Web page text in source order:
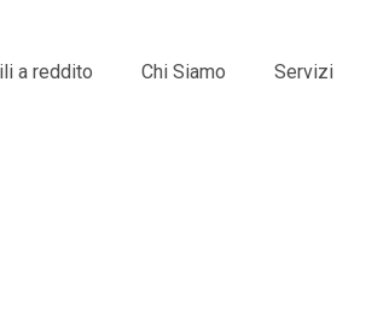
a reddito Chi Siamo Servizi